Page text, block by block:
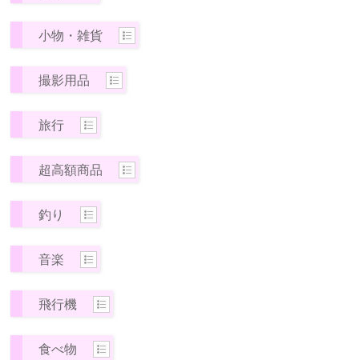
小物・雑貨
撮影用品
旅行
超高額商品
釣り
音楽
飛行機
食べ物